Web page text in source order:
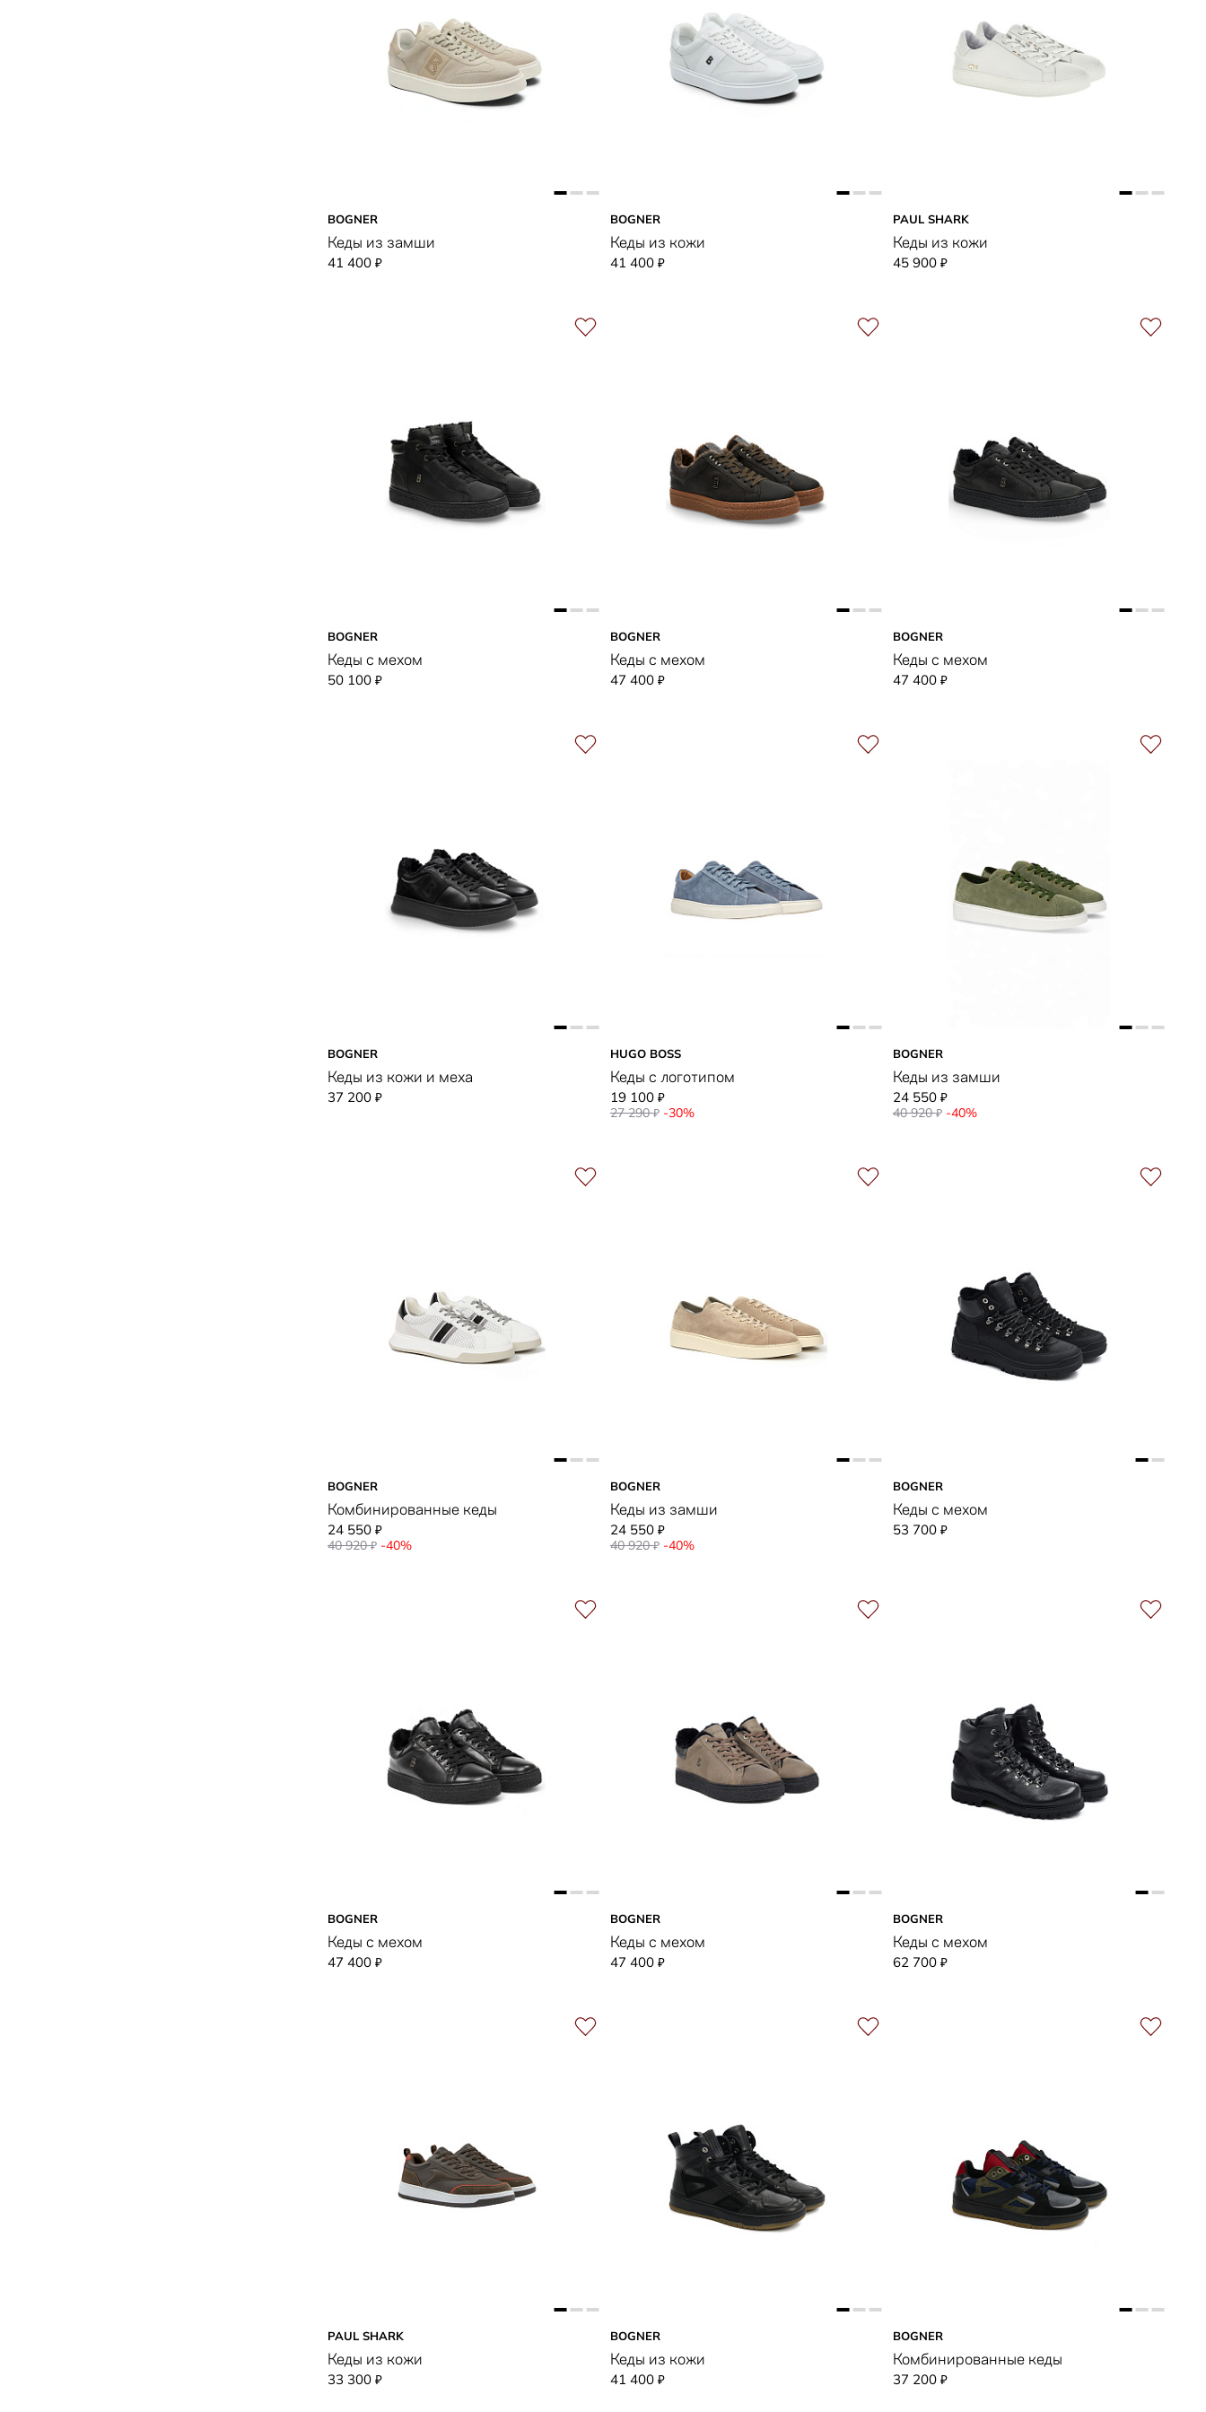
BOGNER
Кеды из замши
41 400 ₽
BOGNER
Кеды из кожи
41 400 ₽
PAUL SHARK
Кеды из кожи
45 900 ₽
BOGNER
Кеды с мехом
50 100 ₽
BOGNER
Кеды с мехом
47 400 ₽
BOGNER
Кеды с мехом
47 400 ₽
BOGNER
Кеды из кожи и меха
37 200 ₽
HUGO BOSS
Кеды с логотипом
19 100 ₽
27 290₽ -30%
BOGNER
Кеды из замши
24 550 ₽
40 920₽ -40%
BOGNER
Комбинированные кеды
24 550 ₽
40 920₽ -40%
BOGNER
Кеды из замши
24 550 ₽
40 920₽ -40%
BOGNER
Кеды с мехом
53 700 ₽
BOGNER
Кеды с мехом
47 400 ₽
BOGNER
Кеды с мехом
47 400 ₽
BOGNER
Кеды с мехом
62 700 ₽
PAUL SHARK
Кеды из кожи
33 300 ₽
BOGNER
Кеды из кожи
41 400 ₽
BOGNER
Комбинированные кеды
37 200 ₽